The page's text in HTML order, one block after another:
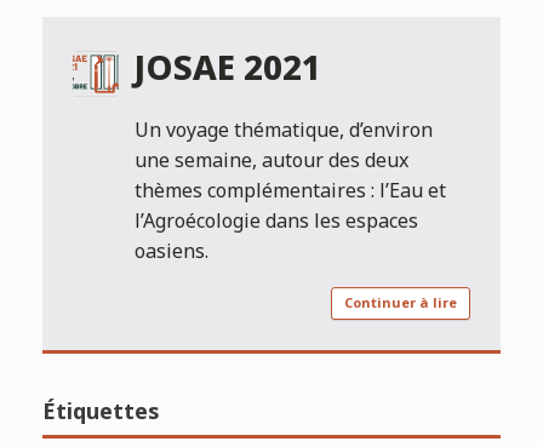
JOSAE 2021
Un voyage thématique, d’environ
une semaine, autour des deux
thèmes complémentaires : l’Eau et
l’Agroécologie dans les espaces
oasiens.
Continuer à lire
Étiquettes